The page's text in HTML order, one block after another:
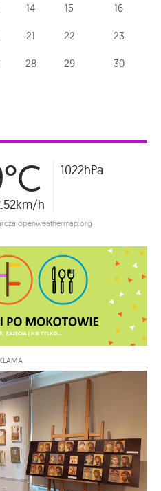
14 15 16
21 22 23
28 29 30
h
1022hPa
openweathermap.org